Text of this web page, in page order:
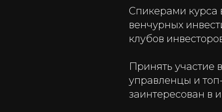
Спикерами курса
венчурных
клубов
Принять
управленцы и
заинтересован в